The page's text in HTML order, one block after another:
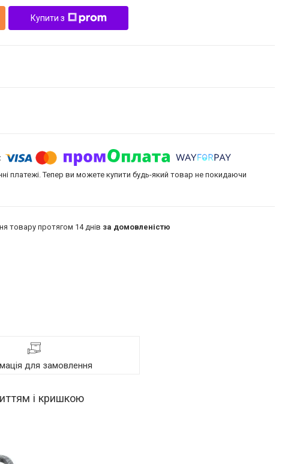
Купити з
платежі. Тепер ви можете купити будь-який товар не покидаючи
товару протягом 14 днів за домовленістю
для замовлення
і кришкою